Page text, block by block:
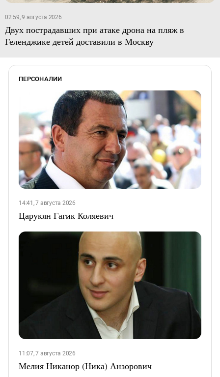
02:59, 9 августа 2026
Двух пострадавших при атаке дрона на пляж в
Геленджике детей доставили в Москву
ПЕРСОНАЛИИ
14:41, 7 августа 2026
Царукян Гагик Коляевич
11:07, 7 августа 2026
Мелия Никанор (Ника) Анзорович